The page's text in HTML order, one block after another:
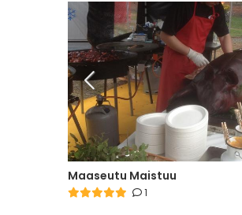
Maaseutu Maistuu
1